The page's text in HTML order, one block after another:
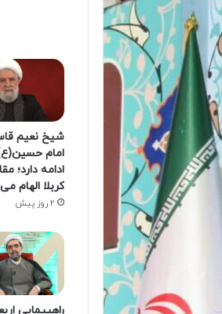
شیخ نعیم
امام
ادامه دارد؛
کربلا الهام
2 روز پیش
راهپیمایی